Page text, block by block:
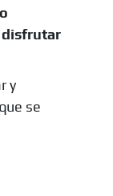
disfrutar
y
se